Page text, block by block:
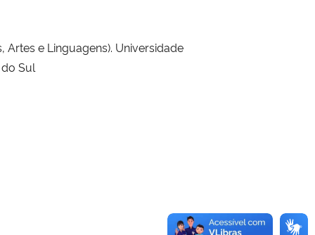
Artes e Linguagens). Universidade
Sul